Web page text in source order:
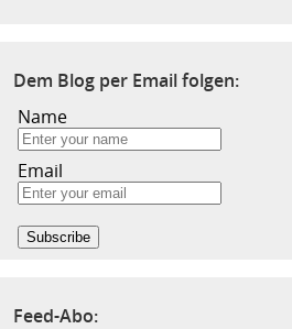
Dem Blog per Email folgen:
Name
Email
Feed-Abo: